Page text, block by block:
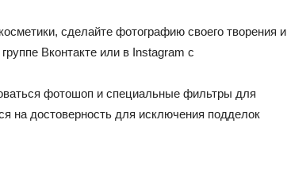
сделайте фотографию своего творения и
Вконтакте или в Instagram с
фотошоп и специальные фильтры для
на достоверность для исключения подделок